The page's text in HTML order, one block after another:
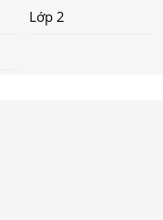
Lớp 2